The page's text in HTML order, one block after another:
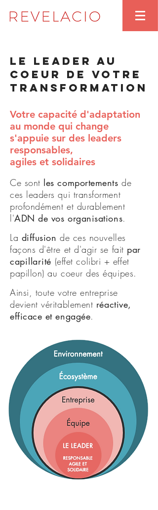
LE LEADER AU
COEUR DE VOTRE
TRANSFORMATION
Votre capacité d'adaptation
au monde qui change
s'appuie sur des leaders
responsables,
agiles et solidaires
Ce sont les comportements de
ces leaders qui transforment
profondément et durablement
l'ADN de vos organisations.
La diffusion de ces nouvelles
façons d'être et d'agir se fait par
capillarité (effet colibri + effet
papillon) au coeur des équipes.
Ainsi, toute votre entreprise
devient véritablement réactive,
efficace et engagée.